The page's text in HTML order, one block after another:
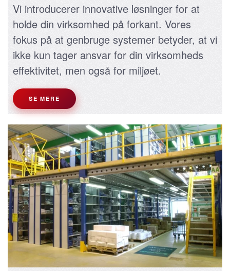
Vi introducerer innovative løsninger for at
holde din virksomhed på forkant. Vores
fokus på at genbruge systemer betyder, at vi
ikke kun tager ansvar for din virksomheds
effektivitet, men også for miljøet.
SE MERE